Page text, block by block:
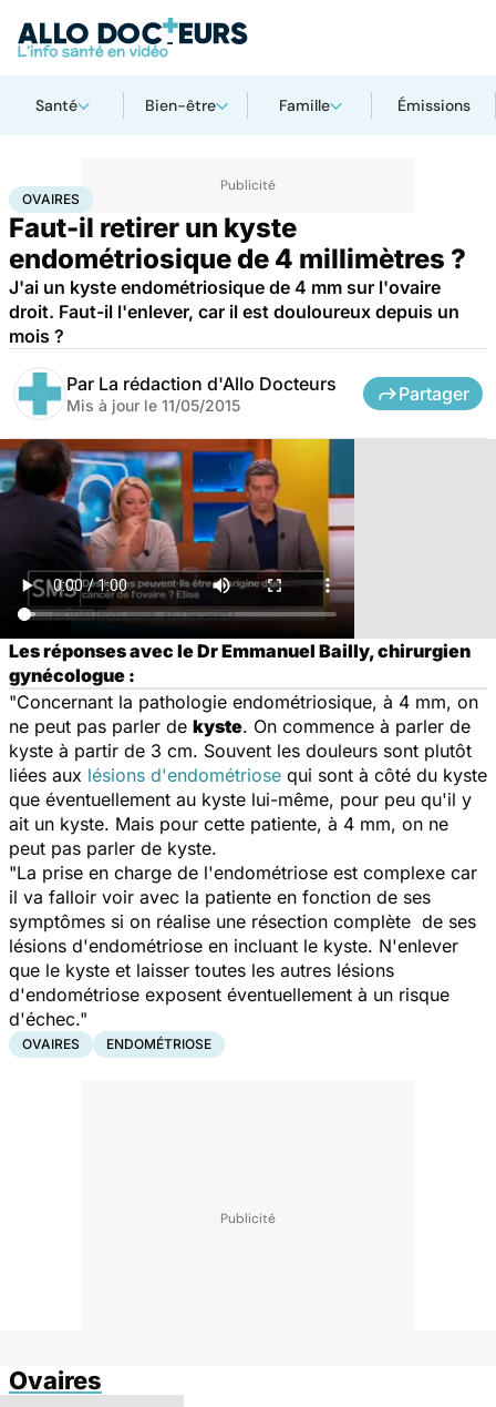
Santé Bien-être Famille Émissions
AccueilSanté
OVAIRES
Faut-il retirer un kyste
endométriosique de 4 millimètres ?
J'ai un kyste endométriosique de 4 mm sur l'ovaire
droit. Faut-il l'enlever, car il est douloureux depuis un
mois ?
Par La rédaction d'Allo Docteurs
Mis à jour le 11/05/2015
Partager
Les réponses avec le Dr Emmanuel Bailly, chirurgien
gynécologue :
"Concernant la pathologie endométriosique, à 4 mm, on
ne peut pas parler de kyste. On commence à parler de
kyste à partir de 3 cm. Souvent les douleurs sont plutôt
liées aux lésions d'endométriose qui sont à côté du kyste
que éventuellement au kyste lui-même, pour peu qu'il y
ait un kyste. Mais pour cette patiente, à 4 mm, on ne
peut pas parler de kyste.
"La prise en charge de l'endométriose est complexe car
il va falloir voir avec la patiente en fonction de ses
symptômes si on réalise une résection complète de ses
lésions d'endométriose en incluant le kyste. N'enlever
que le kyste et laisser toutes les autres lésions
d'endométriose exposent éventuellement à un risque
d'échec."
OVAIRES ENDOMÉTRIOSE
Ovaires